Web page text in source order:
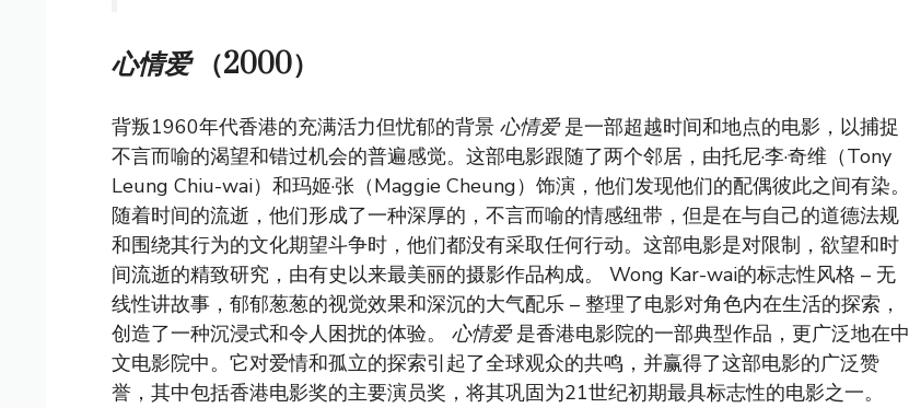
心情爱 （2000）
背叛1960年代香港的充满活力但忧郁的背景 心情爱是一部超越时间和地点的电影，以捕捉
不言而喻的渴望和错过机会的普遍感觉。这部电影跟随了两个邻居，由托尼·李·奇维（Tony
Leung Chiu-wai）和玛姬·张（Maggie Cheung）饰演，他们发现他们的配偶彼此之间有染。
随着时间的流逝，他们形成了一种深厚的，不言而喻的情感纽带，但是在与自己的道德法规
和围绕其行为的文化期望斗争时，他们都没有采取任何行动。这部电影是对限制，欲望和时
间流逝的精致研究，由有史以来最美丽的摄影作品构成。 Wong Kar-wai的标志性风格 – 无
线性讲故事，郁郁葱葱的视觉效果和深沉的大气配乐 – 整理了电影对角色内在生活的探索，
创造了一种沉浸式和令人困扰的体验。 心情爱是香港电影院的一部典型作品，更广泛地在中
文电影院中。它对爱情和孤立的探索引起了全球观众的共鸣，并赢得了这部电影的广泛赞
誉，其中包括香港电影奖的主要演员奖，将其巩固为21世纪初期最具标志性的电影之一。